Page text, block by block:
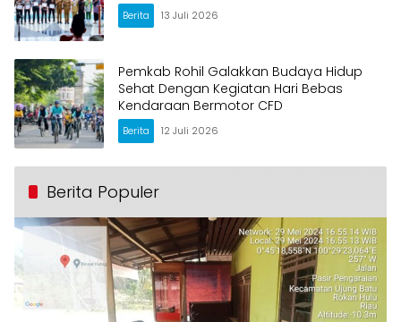
Berita 13 Juli 2026
Pemkab Rohil Galakkan Budaya Hidup
Sehat Dengan Kegiatan Hari Bebas
Kendaraan Bermotor CFD
Berita 12 Juli 2026
Berita Populer